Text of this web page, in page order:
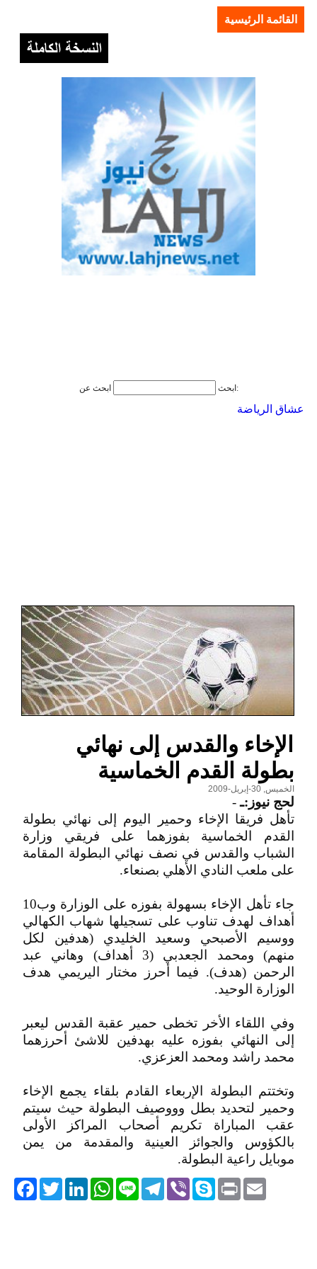
القائمة الرئيسية
ابحث ابحث عن:
عشاق الرياضة
الإخاء والقدس إلى نهائي
بطولة القدم الخماسية
الخميس, 30-إبريل-2009
لحج نيوز:ـ-
تأهل فريقا الإخاء وحمير اليوم إلى نهائي بطولة
القدم الخماسية بفوزهما على فريقي وزارة
الشباب والقدس في نصف نهائي البطولة المقامة
على ملعب النادي الأهلي بصنعاء.
جاء تأهل الإخاء بسهولة بفوزه على الوزارة وب10
أهداف لهدف تناوب على تسجيلها شهاب الكهالي
ووسيم الأصبحي وسعيد الخليدي (هدفين لكل
منهم) ومحمد الجعدبي (3 أهداف) وهاني عبد
الرحمن (هدف). فيما أحرز مختار اليريمي هدف
الوزارة الوحيد.
وفي اللقاء الأخر تخطى حمير عقبة القدس ليعبر
إلى النهائي بفوزه عليه بهدفين للاشئ أحرزهما
محمد راشد ومحمد العزعزي.
وتختتم البطولة الإربعاء القادم بلقاء يجمع الإخاء
وحمير لتحديد بطل وووصيف البطولة حيث سيتم
عقب المباراة تكريم أصحاب المراكز الأولى
بالكؤوس والجوائز العينية والمقدمة من يمن
موبايل راعية البطولة.
TwitterLinkedIn
WhatsApp Line
Telegram ViberSkype PrintEmail